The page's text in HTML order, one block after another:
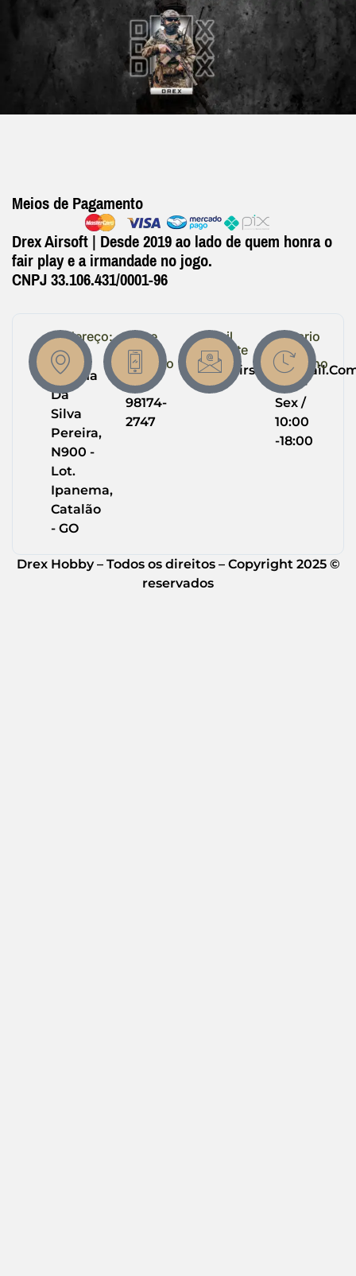
Meios de Pagamento
Drex Airsoft | Desde 2019 ao lado de quem honra o
fair play e a irmandade no jogo.
CNPJ 33.106.431/0001-96
Endereço:
R.
Helena
Da
Silva
Pereira,
N900 -
Lot.
Ipanema,
Catalão
- GO
Entre
em
Contato
(64)
98174-
2747
Email
Suporte
Horario
de
Trabalho
Seg -
Sex /
10:00
-18:00
Drex Hobby – Todos os direitos – Copyright 2025 ©
reservados